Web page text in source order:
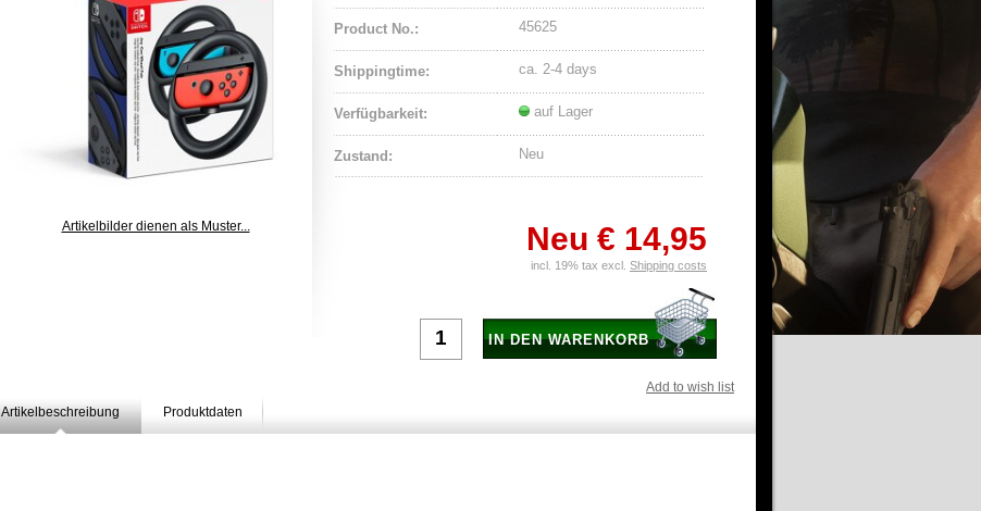
Artikelbilder dienen als Muster...
Product No.: 45625
Shippingtime: ca. 2-4 days
Verfügbarkeit: auf Lager
Zustand: Neu
Neu € 14,95
incl. 19% tax excl. Shipping costs
IN DEN WARENKORB
Add to wish list
Artikelbeschreibung
Produktdaten